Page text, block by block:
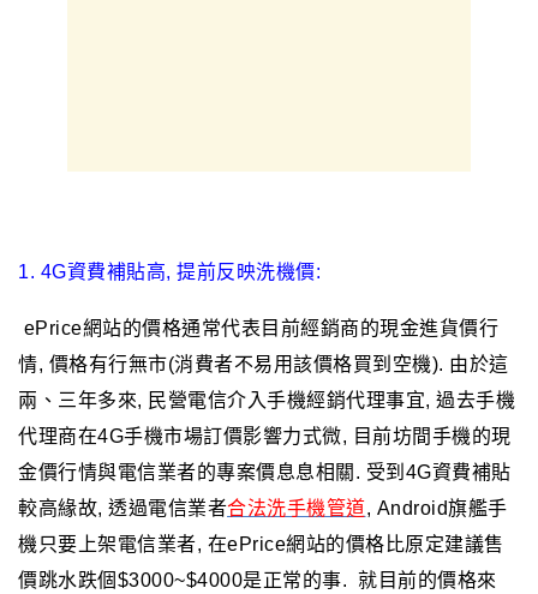
1. 4G資費補貼高, 提前反映洗機價:
ePrice網站的價格通常代表目前經銷商的現金進貨價行
情, 價格有行無市(消費者不易用該價格買到空機). 由於這
兩 、 三年多來, 民營電信介入手機經銷代理事宜, 過去手機
代理商在4G手機市場訂價影響力式微, 目前坊間手機的現
金價行情與電信業者的專案價息息相關. 受到4G資費補貼
較高緣故, 透過電信業者合法洗手機管道, Android旗艦手
機只要上架電信業者, 在ePrice網站的價格比原定建議售
價跳水跌個$3000~$4000是正常的事. 就目前的價格來